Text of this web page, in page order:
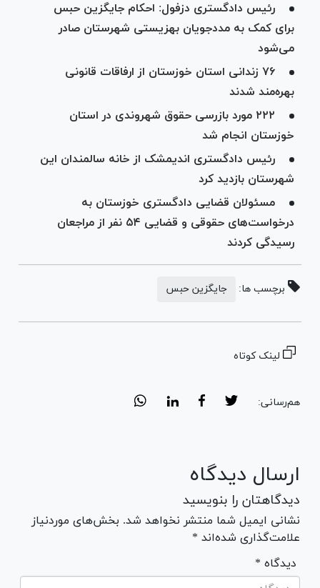
رئیس دادگستری دزفول: احکام جایگزین حبس
برای کمک به مددجویان بهزیستی شهرستان صادر
می‌شود
۷۶ زندانی استان خوزستان از ارفاقات قانونی
بهره‌مند شدند
۲۲۲ مورد بازرسی حقوق شهروندی در استان
خوزستان انجام شد
رئیس دادگستری اندیمشک از خانه سالمندان این
شهرستان بازدید کرد
مسئولان قضایی دادگستری خوزستان به
درخواست‌های حقوقی و قضایی ۵۴ نفر از مراجعان
رسیدگی کردند
برچسب ها: جایگزین حبس
لینک کوتاه
هم‌رسانی:
ارسال دیدگاه
دیدگاهتان را بنویسید
نشانی ایمیل شما منتشر نخواهد شد. بخش‌های موردنیاز
علامت‌گذاری شده‌اند *
* دیدگاه